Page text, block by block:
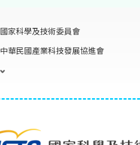
國家科學及技術委員會
中華民國產業科技發展協進會